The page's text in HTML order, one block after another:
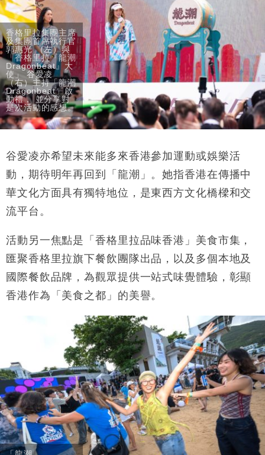
香格里拉集團主席
及集團首席執行官
郭惠光 （左）與
「香格里拉『龍潮
Dragonbeat』大
使」 谷愛凌
（右）主持「龍潮
Dragonbeat」啟
動禮， 並分享對
是次活動的感想。
谷愛凌亦希望未來能多來香港參加運動或娛樂活
動，期待明年再回到「龍潮」。她指香港在傳播中
華文化方面具有獨特地位，是東西方文化橋樑和交
流平台。
活動另一焦點是「香格里拉品味香港」美食市集，
匯聚香格里拉旗下餐飲團隊出品，以及多個本地及
國際餐飲品牌，為觀眾提供一站式味覺體驗，彰顯
香港作為「美食之都」的美譽。